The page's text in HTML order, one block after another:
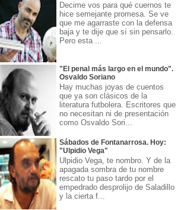
Decime vos para qué cuernos te
hice semejante promesa. Se ve
que me agarraste con la defensa
baja y te dije que sí sin pensarlo.
Pero esta ...
"El penal más largo en el mundo".
Osvaldo Soriano
Hay muchas joyas de cuentos
que ya son clásicos de la
literatura futbolera. Escritores que
no necesitan ni de presentación
como Osvaldo Sori...
Sábados de Fontanarrosa. Hoy:
"Ulpidio Vega"
Ulpidio Vega, te nombro. Y de la
apagada sombra de tu nombre
rescato tu paso tardo por el
empedrado desprolijo de Saladillo
y la cierta f...